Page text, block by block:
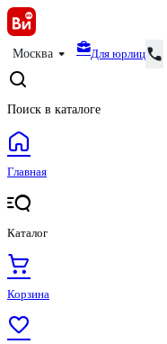
Москва Для юрлиц
Поиск в каталоге
Главная
Каталог
Корзина